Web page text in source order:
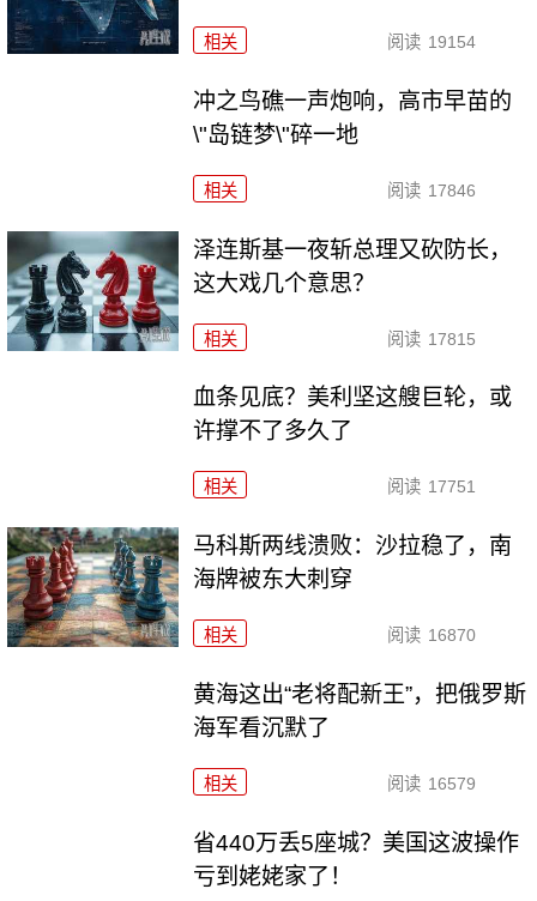
相关 阅读 19154
冲之鸟礁一声炮响，高市早苗的
\"岛链梦\"碎一地
相关 阅读 17846
泽连斯基一夜斩总理又砍防长，
这大戏几个意思？
相关 阅读 17815
血条见底？美利坚这艘巨轮，或
许撑不了多久了
相关 阅读 17751
马科斯两线溃败：沙拉稳了，南
海牌被东大刺穿
相关 阅读 16870
黄海这出“老将配新王”，把俄罗斯
海军看沉默了
相关 阅读 16579
省440万丢5座城？美国这波操作
亏到姥姥家了！